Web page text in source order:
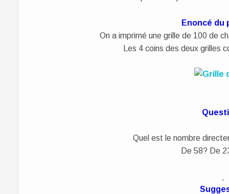
Enoncé du
On a imprimé une grille de 100 de
Les 4 coins des deux grilles
Quel est le nombre
De 58? De